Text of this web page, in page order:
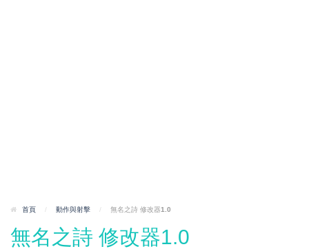
首頁 / 動作與射擊 / 無名之詩 修改器1.0
無名之詩 修改器1.0